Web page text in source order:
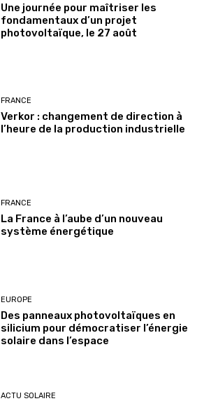
Une journée pour maîtriser les
fondamentaux d’un projet
photovoltaïque, le 27 août
FRANCE
Verkor : changement de direction à
l’heure de la production industrielle
FRANCE
La France à l’aube d’un nouveau
système énergétique
EUROPE
Des panneaux photovoltaïques en
silicium pour démocratiser l’énergie
solaire dans l’espace
ACTU SOLAIRE